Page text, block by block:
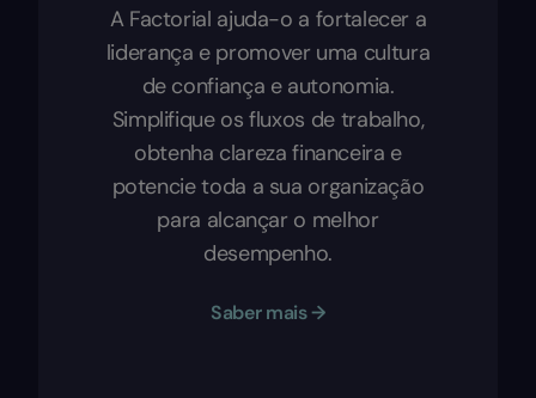
A Factorial ajuda-o a fortalecer a
liderança e promover uma cultura
de confiança e autonomia.
Simplifique os fluxos de trabalho,
obtenha clareza financeira e
potencie toda a sua organização
para alcançar o melhor
desempenho.
Saber mais →